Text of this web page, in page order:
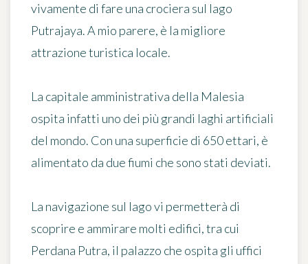
vivamente di fare una crociera sul lago
Putrajaya. A mio parere, è la migliore
attrazione turistica locale.
La capitale amministrativa della Malesia
ospita infatti uno dei più grandi laghi artificiali
del mondo. Con una superficie di 650 ettari, è
alimentato da due fiumi che sono stati deviati.
La navigazione sul lago vi permetterà di
scoprire e ammirare molti edifici, tra cui
Perdana Putra, il palazzo che ospita gli uffici